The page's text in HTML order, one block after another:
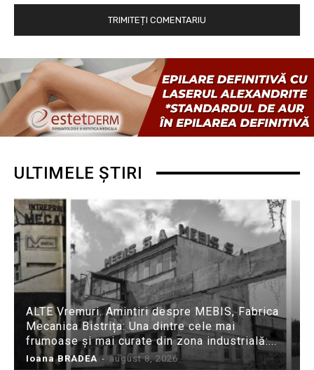
ULTIMELE ȘTIRI
ALTE Vremuri. Amintiri despre MEBIS, Fabrica
Mecanica Bistrița: Una dintre cele mai
frumoase și mai curate din zona industrială:...
Ioana BRADEA - august 8, 2026